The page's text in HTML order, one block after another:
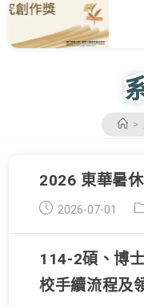
>
2026 東華暑
Post
2026-07-01
Post
114-2碩、博
校手續流程及